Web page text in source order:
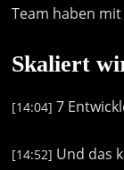
Team haben mit
Skaliert
[14:04] 7
[14:52] Und das